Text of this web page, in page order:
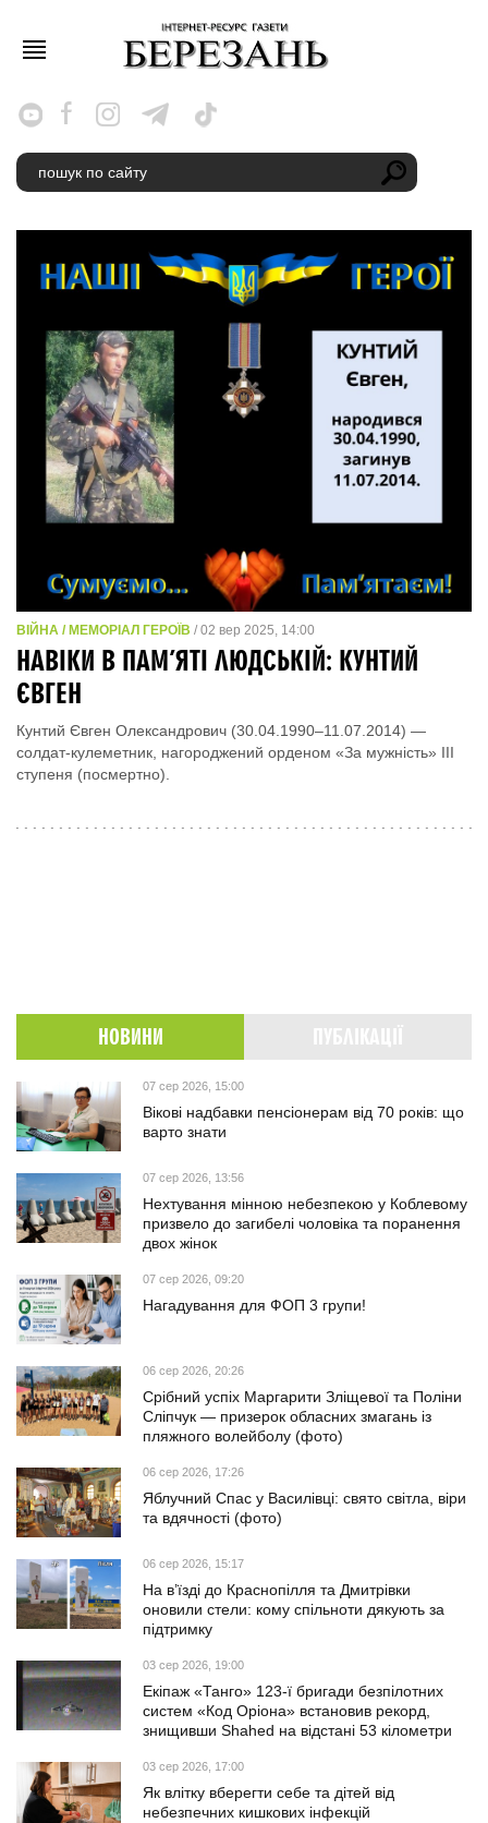
ВІЙНА / МЕМОРІАЛ ГЕРОЇВ / 02 вер 2025, 14:00
НАВІКИ В ПАМ’ЯТІ ЛЮДСЬКІЙ: КУНТИЙ
ЄВГЕН
Кунтий Євген Олександрович (30.04.1990–11.07.2014) —
солдат-кулеметник, нагороджений орденом «За мужність» ІІІ
ступеня (посмертно).
НОВИНИ
07 сер 2026, 15:00
Вікові надбавки пенсіонерам від 70 років: що
варто знати
07 сер 2026, 13:56
Нехтування мінною небезпекою у Коблевому
призвело до загибелі чоловіка та поранення
двох жінок
07 сер 2026, 09:20
Нагадування для ФОП 3 групи!
06 сер 2026, 20:26
Срібний успіх Маргарити Зліщевої та Поліни
Сліпчук — призерок обласних змагань із
пляжного волейболу (фото)
06 сер 2026, 17:26
Яблучний Спас у Василівці: свято світла, віри
та вдячності (фото)
06 сер 2026, 15:17
На в’їзді до Краснопілля та Дмитрівки
оновили стели: кому спільноти дякують за
підтримку
03 сер 2026, 19:00
Екіпаж «Танго» 123-ї бригади безпілотних
систем «Код Оріона» встановив рекорд,
знищивши Shahed на відстані 53 кілометри
03 сер 2026, 17:00
Як влітку вберегти себе та дітей від
небезпечних кишкових інфекцій